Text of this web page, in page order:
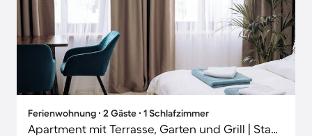
Ferienwohnung ∙ 2 Gäste ∙ 1 Schlafzimmer
Apartment mit Terrasse, Garten und Grill | Stadtblick